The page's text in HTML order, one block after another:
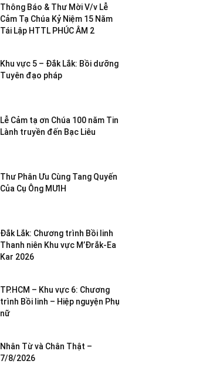
Thông Báo & Thư Mời V/v Lễ
Cảm Tạ Chúa Kỷ Niệm 15 Năm
Tái Lập HTTL PHÚC ÂM 2
Khu vực 5 – Đắk Lắk: Bồi dưỡng
Tuyên đạo pháp
Lễ Cảm tạ ơn Chúa 100 năm Tin
Lành truyền đến Bạc Liêu
Thư Phân Ưu Cùng Tang Quyến
Của Cụ Ông MƯIH
Đắk Lắk: Chương trình Bồi linh
Thanh niên Khu vực M’Đrắk-Ea
Kar 2026
TP.HCM – Khu vực 6: Chương
trình Bồi linh – Hiệp nguyện Phụ
nữ
Nhân Từ và Chân Thật –
7/8/2026